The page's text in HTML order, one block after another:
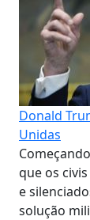
Donald
Unidas
que os
e
solução